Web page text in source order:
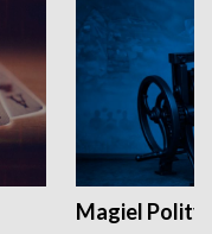
Magiel